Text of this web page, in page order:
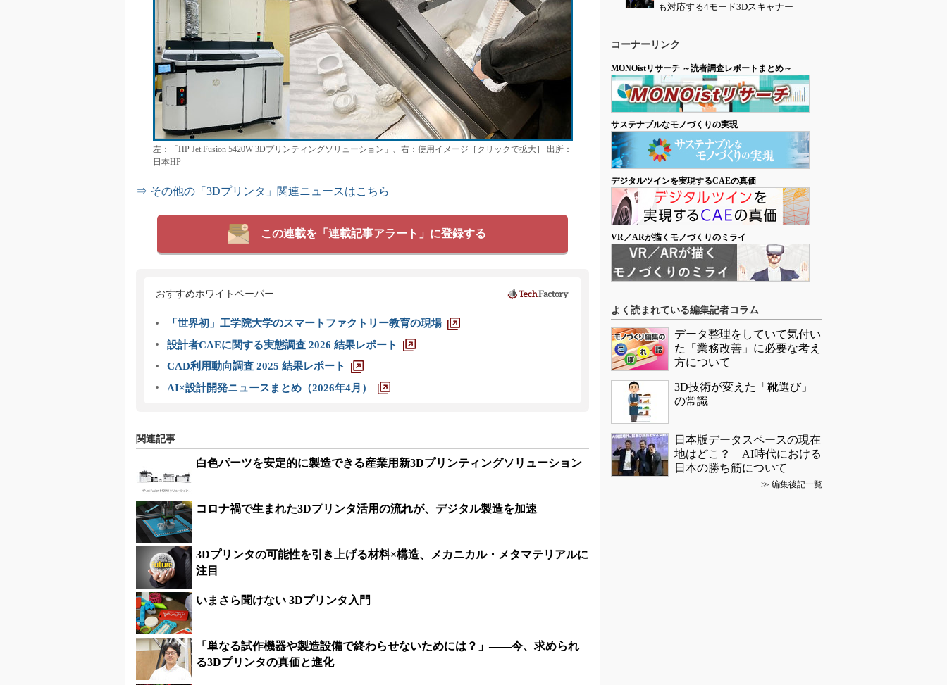
左：「HP Jet Fusion 5420W 3Dプリンティングソリューション」、右：使用イメージ［クリックで拡大］ 出所：
日本HP
⇒ その他の「3Dプリンタ」関連ニュースはこちら
この連載を「連載記事アラート」に登録する
おすすめホワイトペーパー
「世界初」工学院大学のスマートファクトリー教育の現場
設計者CAEに関する実態調査 2026 結果レポート
CAD利用動向調査 2025 結果レポート
AI×設計開発ニュースまとめ（2026年4月）
関連記事
白色パーツを安定的に製造できる産業用新3Dプリンティングソリューション
コロナ禍で生まれた3Dプリンタ活用の流れが、デジタル製造を加速
3Dプリンタの可能性を引き上げる材料×構造、メカニカル・メタマテリアルに
注目
いまさら聞けない 3Dプリンタ入門
「単なる試作機器や製造設備で終わらせないためには？」――今、求められ
る3Dプリンタの真価と進化
も対応する4モード3Dスキャナー
コーナーリンク
MONOistリサーチ ～読者調査レポートまとめ～
サステナブルなモノづくりの実現
デジタルツインを実現するCAEの真価
VR／ARが描くモノづくりのミライ
よく読まれている編集記者コラム
データ整理をしていて気付い
た「業務改善」に必要な考え
方について
3D技術が変えた「靴選び」
の常識
日本版データスペースの現在
地はどこ？ AI時代における
日本の勝ち筋について
≫ 編集後記一覧